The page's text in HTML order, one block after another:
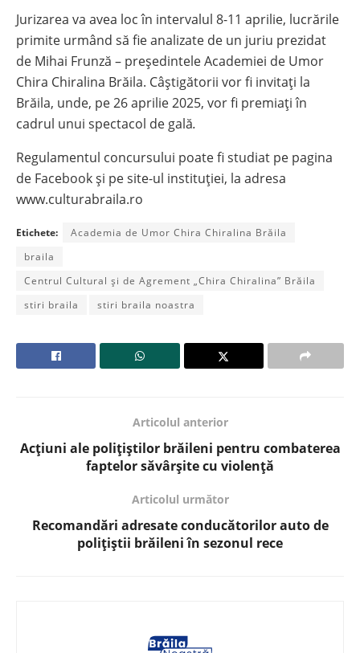
Jurizarea va avea loc în intervalul 8-11 aprilie, lucrările
primite urmând să fie analizate de un juriu prezidat
de Mihai Frunză – președintele Academiei de Umor
Chira Chiralina Brăila. Câștigătorii vor fi invitați la
Brăila, unde, pe 26 aprilie 2025, vor fi premiați în
cadrul unui spectacol de gală.
Regulamentul concursului poate fi studiat pe pagina
de Facebook și pe site-ul instituției, la adresa
www.culturabraila.ro
Etichete:
Academia de Umor Chira Chiralina Brăila
braila
Centrul Cultural și de Agrement „Chira Chiralina” Brăila
stiri braila
stiri braila noastra
Articolul anterior
Acțiuni ale polițiștilor brăileni pentru combaterea
faptelor săvârșite cu violență
Articolul următor
Recomandări adresate conducătorilor auto de
polițiștii brăileni în sezonul rece